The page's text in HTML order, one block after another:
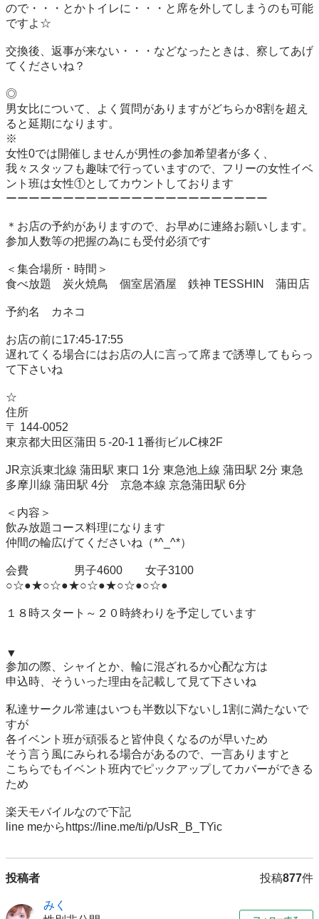
ので・・・とかトイレに・・・と席を外してしまうのも可能
ですよ☆
交換後、返事が来ない・・・などなったときは、察してあげ
てくださいね？
◎
男女比について、よく質問がありますがどちらか8割を超え
ると延期になります。
※
女性0では開催しませんが男性の参加希望者が多く、
我々スタッフも趣味で行っていますので、フリーの女性イベ
ント班は女性①としてカウントしております
ーーーーーーーーーーーーーーーーーーーーーーー
＊お店の予約がありますので、お早めに連絡お願いします。
参加人数等の把握の為にも受付必須です
＜集合場所・時間＞
食べ放題　炭火焼鳥　個室居酒屋　鉄神 TESSHIN　蒲田店
予約名　カネコ
お店の前に17:45-17:55
遅れてくる場合にはお店の人に言って席まで誘導してもらっ
て下さいね
☆
住所
〒 144-0052
東京都大田区蒲田５-20-1 1番街ビルC棟2F
JR京浜東北線 蒲田駅 東口 1分 東急池上線 蒲田駅 2分 東急
多摩川線 蒲田駅 4分　京急本線 京急蒲田駅 6分
＜内容＞
飲み放題コース料理になります
仲間の輪広げてくださいね（*^_^*）
会費　　　　男子4600　　女子3100
○☆●★○☆●★○☆●★○☆●○☆●
１８時スタート～２０時終わりを予定しています
▼
参加の際、シャイとか、輪に混ざれるか心配な方は
申込時、そういった理由を記載して見て下さいね
私達サークル常連はいつも半数以下ないし1割に満たないで
すが
各イベント班が頑張ると皆仲良くなるのが早いため
そう言う風にみられる場合があるので、一言ありますと
こちらでもイベント班内でピックアップしてカバーができる
ため
楽天モバイルなので下記
投稿者 投稿877件
みく